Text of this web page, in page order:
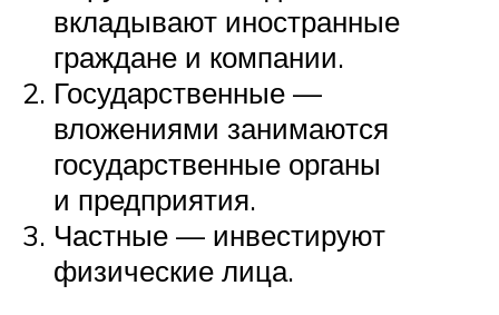
вкладывают иностранные
граждане и компании.
Государственные —
вложениями занимаются
государственные органы
и предприятия.
Частные — инвестируют
физические лица.